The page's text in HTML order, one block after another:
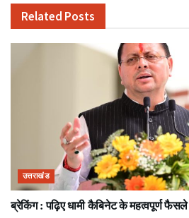
Related Posts
उत्तराखंड
ब्रेकिंग : पढ़िए धामी कैबिनेट के महत्वपूर्ण फैसले